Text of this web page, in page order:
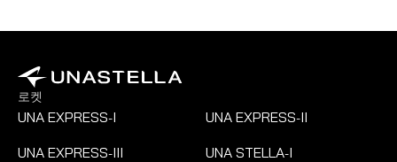
로켓
UNA EXPRESS-I UNA EXPRESS-II
UNA EXPRESS-III UNA STELLA-I